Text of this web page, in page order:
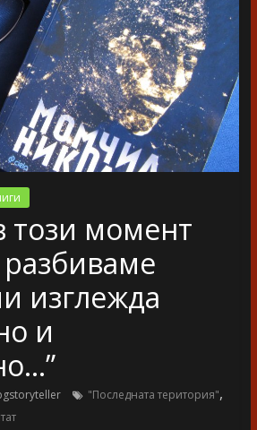
този момент
изглежда
и
"Последната територия",